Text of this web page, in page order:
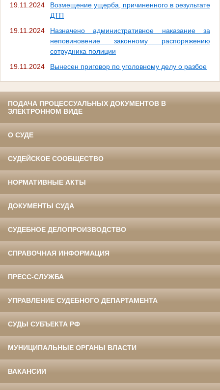
19.11.2024
Возмещение ущерба, причиненного в результате
ДТП
19.11.2024
Назначено административное наказание за
неповиновение законному распоряжению
сотрудника полиции
19.11.2024
Вынесен приговор по уголовному делу о разбое
ПОДАЧА ПРОЦЕССУАЛЬНЫХ ДОКУМЕНТОВ В
ЭЛЕКТРОННОМ ВИДЕ
О СУДЕ
СУДЕЙСКОЕ СООБЩЕСТВО
НОРМАТИВНЫЕ АКТЫ
ДОКУМЕНТЫ СУДА
СУДЕБНОЕ ДЕЛОПРОИЗВОДСТВО
СПРАВОЧНАЯ ИНФОРМАЦИЯ
ПРЕСС-СЛУЖБА
УПРАВЛЕНИЕ СУДЕБНОГО ДЕПАРТАМЕНТА
СУДЫ СУБЪЕКТА РФ
МУНИЦИПАЛЬНЫЕ ОРГАНЫ ВЛАСТИ
ВАКАНСИИ